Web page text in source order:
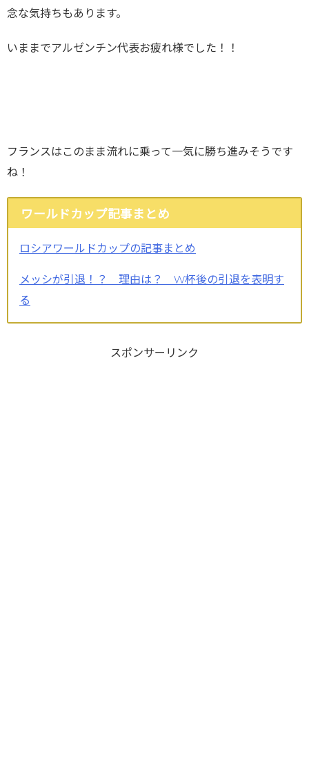
念な気持ちもあります。
いままでアルゼンチン代表お疲れ様でした！！
フランスはこのまま流れに乗って一気に勝ち進みそうです
ね！
ワールドカップ記事まとめ
ロシアワールドカップの記事まとめ
メッシが引退！？ 理由は？ W杯後の引退を表明す
る
スポンサーリンク